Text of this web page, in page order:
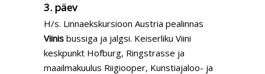
3. päev
H/s. Linnaekskursioon Austria pealinnas
Viinis bussiga ja jalgsi. Keiserliku Viini
keskpunkt Hofburg, Ringstrasse ja
maailmakuulus Riigiooper, Kunstiajaloo- ja